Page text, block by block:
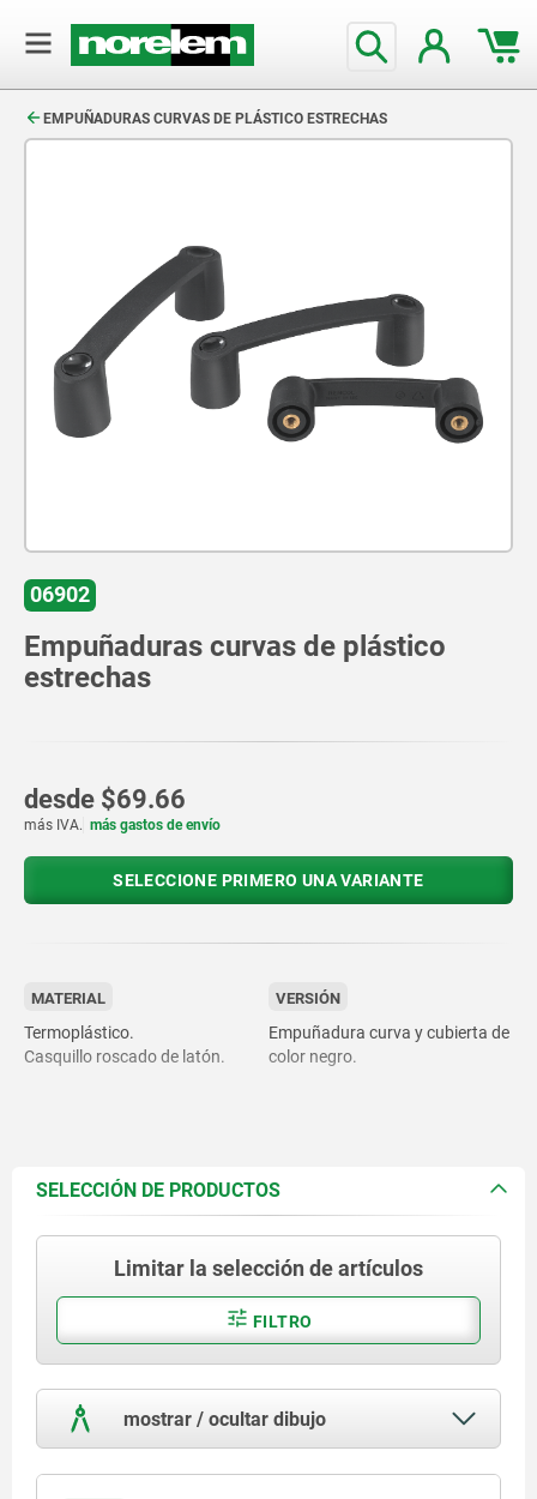
EMPUÑADURAS CURVAS DE PLÁSTICO ESTRECHAS
06902
Empuñaduras curvas de plástico
estrechas
desde $69.66
más IVA. más gastos de envío
SELECCIONE PRIMERO UNA VARIANTE
MATERIAL
Termoplástico.
Casquillo roscado de latón.
VERSIÓN
Empuñadura curva y cubierta de
color negro.
SELECCIÓN DE PRODUCTOS
Limitar la selección de artículos
FILTRO
mostrar / ocultar dibujo